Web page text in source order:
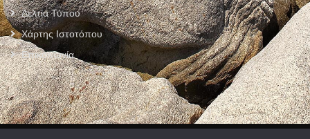
Δελτία Τύπου
Χάρτης Ιστοτόπου
Επικοινωνία